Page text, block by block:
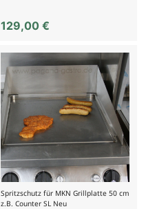
129,00€
Spritzschutz für MKN Grillplatte 50 cm
z.B. Counter SL Neu